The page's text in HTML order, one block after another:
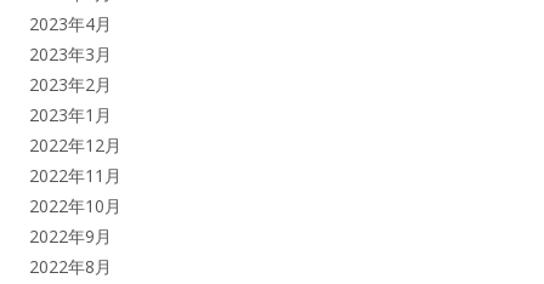
2023年4月
2023年3月
2023年2月
2023年1月
2022年12月
2022年11月
2022年10月
2022年9月
2022年8月